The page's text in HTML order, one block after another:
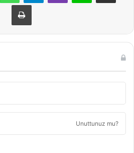
Yazdır
Unuttunuz mu?